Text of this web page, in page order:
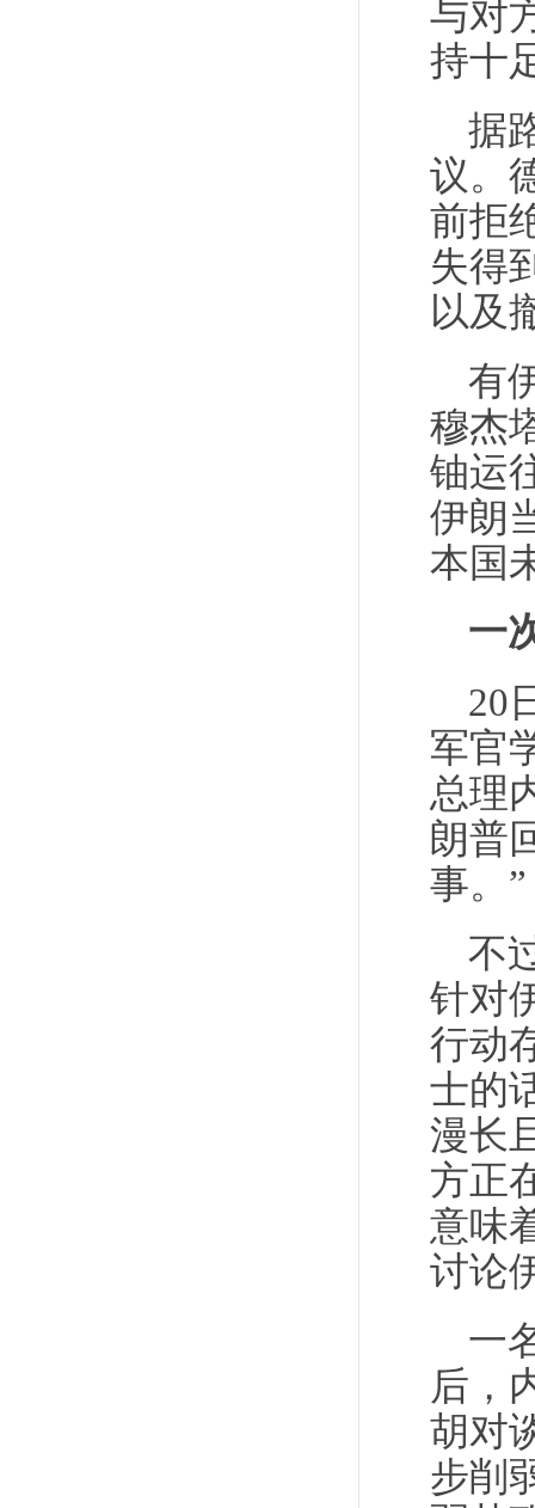
与对
持十
据
议。
前拒
失得
以及
有
穆杰
铀运
伊朗
本国
一
20
军官
总理
朗普
事。”
不
针对
行动
士的
漫长
方正
意味
讨论
一
后，
胡对
步削